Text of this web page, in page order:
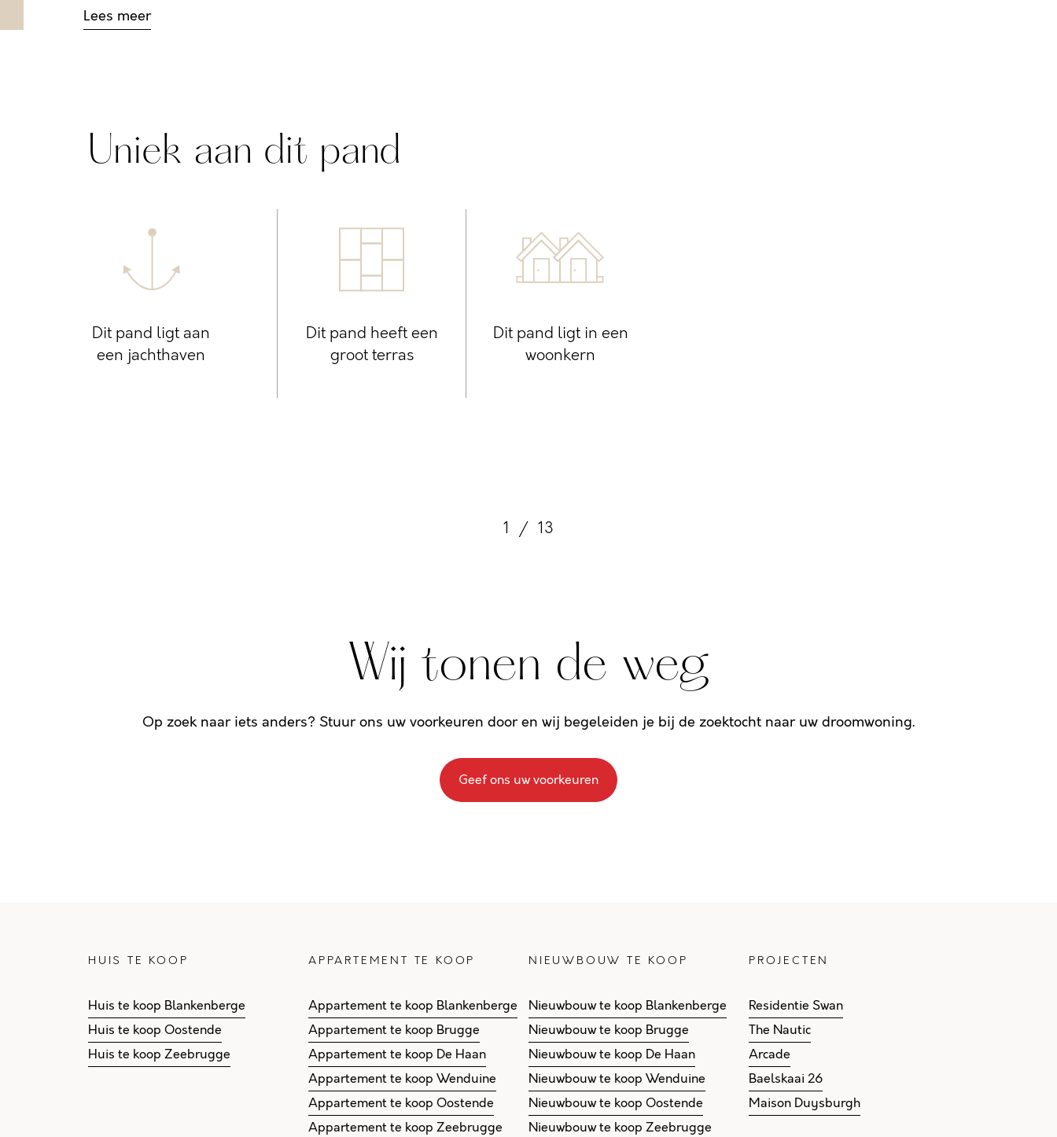
Lees meer
Uniek aan dit pand
Dit pand ligt aan
een jachthaven
Dit pand heeft een
groot terras
Dit pand ligt in een
woonkern
1 / 13
Wij tonen de weg
Op zoek naar iets anders? Stuur ons uw voorkeuren door en wij begeleiden je bij de zoektocht naar uw droomwoning.
Geef ons uw voorkeuren
HUIS TE KOOP
Huis te koop Blankenberge
Huis te koop Oostende
Huis te koop Zeebrugge
APPARTEMENT TE KOOP
Appartement te koop Blankenberge
Appartement te koop Brugge
Appartement te koop De Haan
Appartement te koop Wenduine
Appartement te koop Oostende
Appartement te koop Zeebrugge
NIEUWBOUW TE KOOP
Nieuwbouw te koop Blankenberge
Nieuwbouw te koop Brugge
Nieuwbouw te koop De Haan
Nieuwbouw te koop Wenduine
Nieuwbouw te koop Oostende
Nieuwbouw te koop Zeebrugge
PROJECTEN
Residentie Swan
The Nautic
Arcade
Baelskaai 26
Maison Duysburgh